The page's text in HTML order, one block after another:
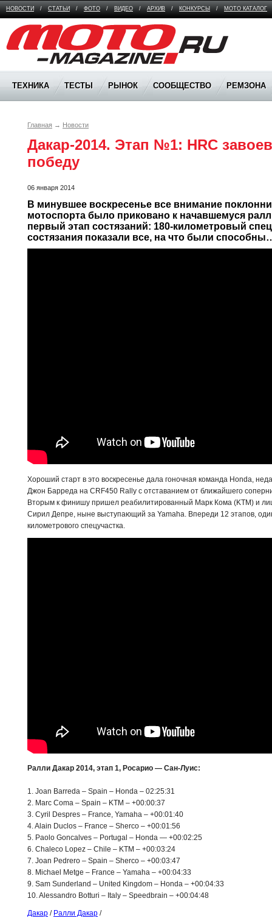
НОВОСТИ / СТАТЬИ / ФОТО / ВИДЕО / АРХИВ / КОНКУРСЫ / МОТО КАТАЛОГ
Moto Magazine
ТЕХНИКА ТЕСТЫ РЫНОК СООБЩЕСТВО РЕМЗОНА
Главная → Новости
Дакар-2014. Этап №1: HRC
победу
06 января 2014
В минувшее воскресенье все внимание
мотоспорта было приковано к начавшемуся
первый этап состязаний: 180-километровый
состязания показали все, на что были
Хороший старт в это воскресенье дала гоночная команда Honda,
Джон Барреда на CRF450 Rally с отставанием от ближайшего
Вторым к финишу пришел реабилитированный Марк Кома (KTM) и
Сирил Депре, ныне выступающий за Yamaha. Впереди 12 этапов,
километрового спецучастка.
Ралли Дакар 2014, этап 1, Росарио — Сан-Луис:
1. Joan Barreda – Spain – Honda – 02:25:31
2. Marc Coma – Spain – KTM – +00:00:37
3. Cyril Despres – France, Yamaha – +00:01:40
4. Alain Duclos – France – Sherco – +00:01:56
5. Paolo Goncalves – Portugal – Honda — +00:02:25
6. Chaleco Lopez – Chile – KTM – +00:03:24
7. Joan Pedrero – Spain – Sherco – +00:03:47
8. Michael Metge – France – Yamaha – +00:04:33
9. Sam Sunderland – United Kingdom – Honda – +00:04:33
10.Alessandro Botturi – Italy – Speedbrain – +00:04:48
Дакар / Ралли Дакар /